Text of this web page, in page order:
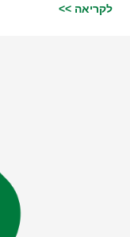
לקריאה >>